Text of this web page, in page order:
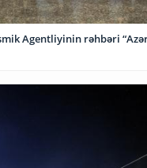
Agentliyinin rəhbəri